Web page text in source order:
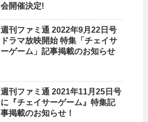
会開催決定!
週刊ファミ通 2022年9月22日号
ドラマ放映開始 特集「チェイサ
ーゲーム」記事掲載のお知らせ
週刊ファミ通 2021年11月25日号
に『チェイサーゲーム』特集記
事掲載のお知らせ！